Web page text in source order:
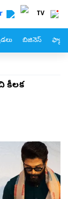
TV
బిజినెస్
కీలక